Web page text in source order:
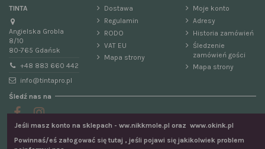
TINTA
Angielska Grobla
8/10
80-765 Gdańsk
+48 883 660 442
info@tintapro.pl
Dostawa
Regulamin
RODO
VAT EU
Mapa strony
Moje konto
Adresy
Historia zamówień
Śledzenie
zamówień gości
Mapa strony
Śledź nas na
Newsletter
Jeśli masz konto na sklepach - ww.nikkmole.pl oraz www.okink.pl
Powinnaś/eś załogować się tutaj , jeśli pojawi się jakikolwiek problem